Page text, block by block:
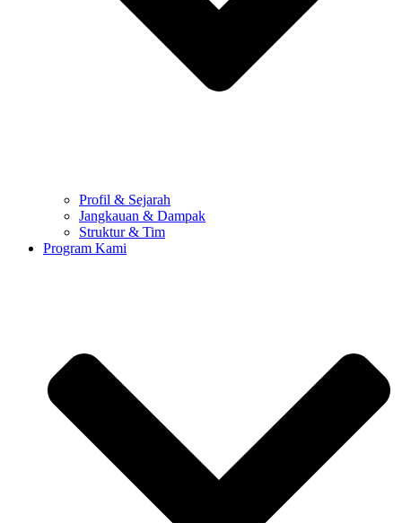
Profil & Sejarah
Jangkauan & Dampak
Struktur & Tim
Program Kami